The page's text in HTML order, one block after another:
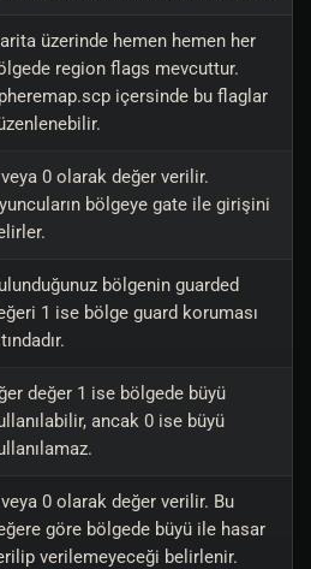
üzerinde hemen hemen her
region flags mevcuttur.
içersinde bu flaglar
0 olarak değer verilir.
bölgeye gate ile girişini
bölgenin guarded
1 ise bölge guard koruması
değer 1 ise bölgede büyü
ancak 0 ise büyü
0 olarak değer verilir. Bu
göre bölgede büyü ile hasar
verilemeyeceği belirlenir.